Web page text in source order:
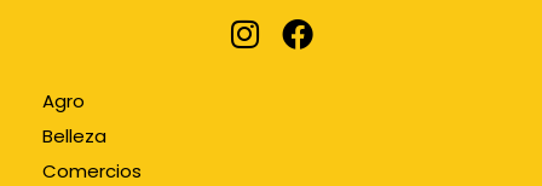
Agro
Belleza
Comercios